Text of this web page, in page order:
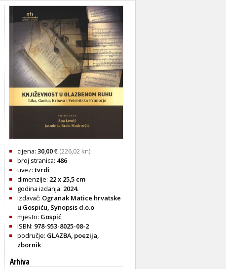
cijena: 30,00€ (226,02 kn)
broj stranica: 486
uvez: tvrdi
dimenzije: 22 x 25,5 cm
godina izdanja: 2024.
izdavač: Ogranak Matice hrvatske
u Gospiću, Synopsis d.o.o
mjesto: Gospić
ISBN: 978-953-8025-08-2
područje: GLAZBA, poezija,
zbornik
Arhiva